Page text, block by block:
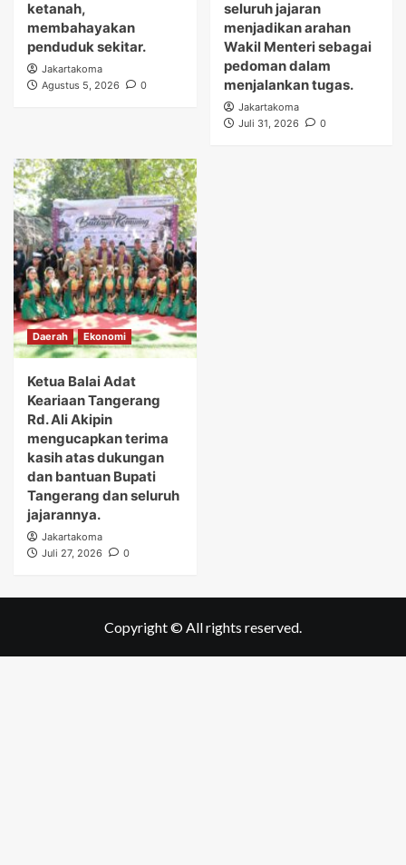
ketanah,
membahayakan
penduduk sekitar.
Jakartakoma
Agustus 5, 2026
0
seluruh jajaran
menjadikan arahan
Wakil Menteri sebagai
pedoman dalam
menjalankan tugas.
Jakartakoma
Juli 31, 2026
0
Daerah Ekonomi
Ketua Balai Adat
Keariaan Tangerang
Rd. Ali Akipin
mengucapkan terima
kasih atas dukungan
dan bantuan Bupati
Tangerang dan seluruh
jajarannya.
Jakartakoma
Juli 27, 2026
0
Copyright © All rights reserved.